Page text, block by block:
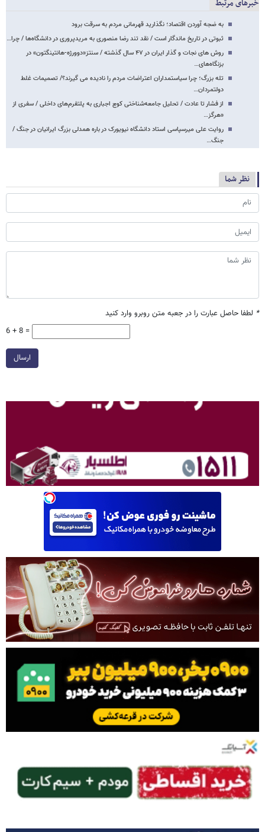
خبرهای مرتبط
به ضجه آوردن اقتصاد؛ نگذارید قهرمانی مردم به سرقت برود
ثبوتی در تاریخ ماندگار است / نقد تند رضا منصوری به مریدپروری در دانشگاه‌ها / چرا…
روش های نجات و گذار ایران در ۴۷ سال گذشته / سنتز«دوورژه-هانتینگتون» در
بزنگاه‌های…
تله بزرگ؛ چرا سیاستمداران اعتراضات مردم را نادیده می گیرند؟/ تصمیمات غلط
دولتمردان…
از فشار تا عادت / تحلیل جامعه‌شناختی کوچ اجباری به پلتفرم‌های داخلی / سفری از
«هرگز…
روایت علی میرسپاسی استاد دانشگاه نیویورک در باره همدلی بزرگ ایرانیان در جنگ /
جنگ…
نظر شما
* لطفا حاصل عبارت را در جعبه متن روبرو وارد کنید
6 + 8 =
ارسال